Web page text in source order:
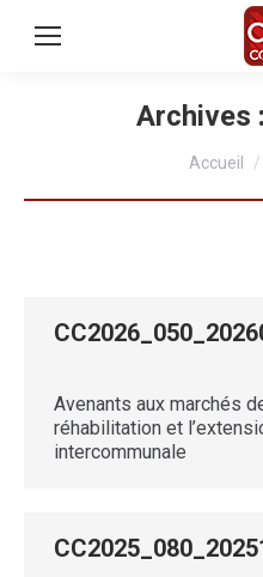
principal
Archives :
Accueil
Avenants aux marchés
réhabilitation et
intercommunale